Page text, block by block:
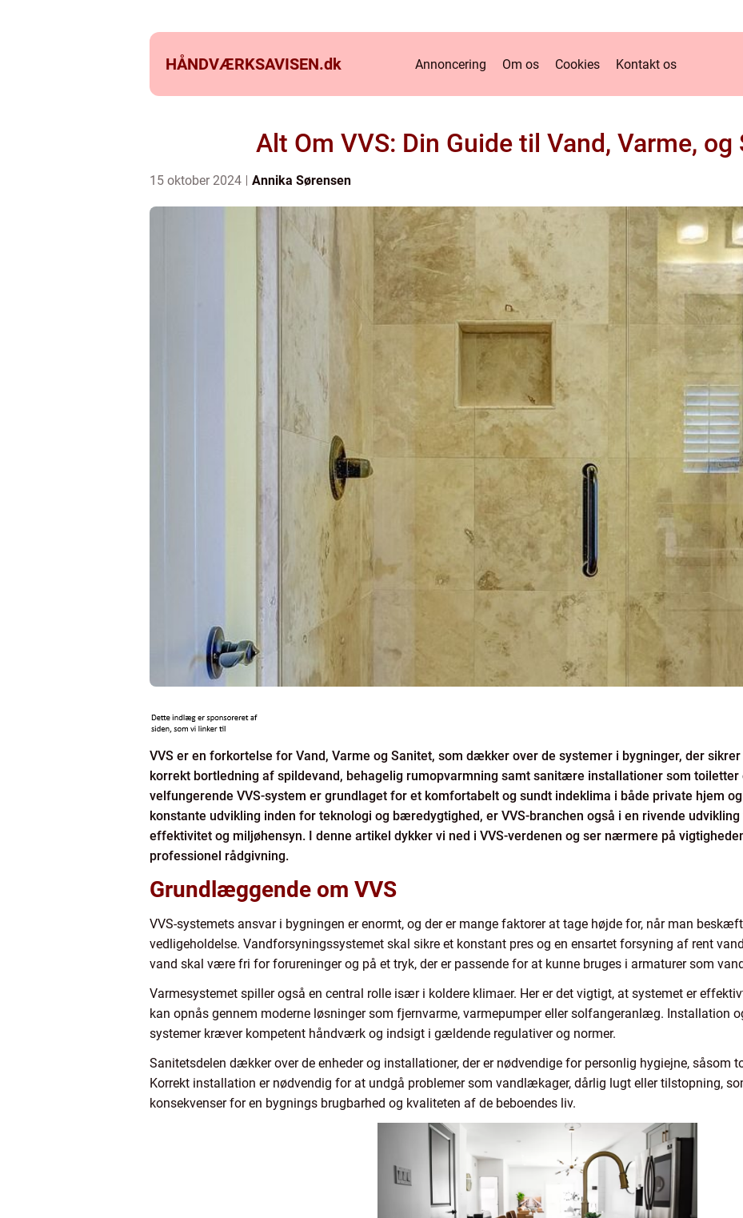
HÅNDVÆRKSAVISEN.dk Annoncering Om os Cookies Kontakt os
Alt Om VVS: Din Guide til Vand, Varme, og
15 oktober 2024 Annika Sørensen
VVS er en forkortelse for Vand, Varme og Sanitet, som dækker over de systemer i bygninger, der
korrekt bortledning af spildevand, behagelig rumopvarmning samt sanitære installationer som toiletter
velfungerende VVS-system er grundlaget for et komfortabelt og sundt indeklima i både private hjem
konstante udvikling inden for teknologi og bæredygtighed, er VVS-branchen også i en rivende
effektivitet og miljøhensyn. I denne artikel dykker vi ned i VVS-verdenen og ser nærmere på
professionel rådgivning.
Grundlæggende om VVS
VVS-systemets ansvar i bygningen er enormt, og der er mange faktorer at tage højde for, når man
vedligeholdelse. Vandforsyningssystemet skal sikre et konstant pres og en ensartet forsyning af rent
vand skal være fri for forureninger og på et tryk, der er passende for at kunne bruges i armaturer som
Varmesystemet spiller også en central rolle især i koldere klimaer. Her er det vigtigt, at systemet er
kan opnås gennem moderne løsninger som fjernvarme, varmepumper eller solfangeranlæg. Installation
systemer kræver kompetent håndværk og indsigt i gældende regulativer og normer.
Sanitetsdelen dækker over de enheder og installationer, der er nødvendige for personlig hygiejne, såsom
Korrekt installation er nødvendig for at undgå problemer som vandlækager, dårlig lugt eller tilstopning,
konsekvenser for en bygnings brugbarhed og kvaliteten af de beboendes liv.